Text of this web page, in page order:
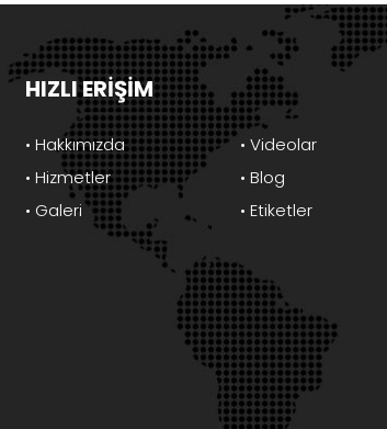
HIZLI ERİŞİM
• Hakkımızda
• Hizmetler
• Galeri
• Videolar
• Blog
• Etiketler